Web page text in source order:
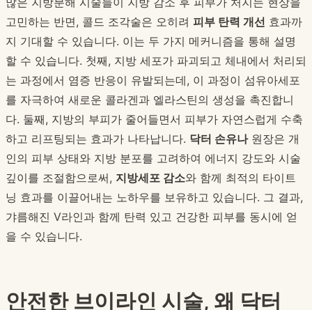
고민하는 반면, 콜드 조각술은 오히려 피부 탄력 개선 효과까
지 기대할 수 있습니다. 이는 두 가지 메커니즘을 통해 설명
할 수 있습니다. 첫째, 지방 세포가 파괴되고 체내에서 처리되
는 과정에서 염증 반응이 유발되는데, 이 과정이 섬유아세포
를 자극하여 새로운 콜라겐과 엘라스틴의 생성을 촉진합니
다. 둘째, 지방의 부피가 줄어들면서 피부가 자연스럽게 수축
하고 리프팅되는 효과가 나타납니다. 닥터 손유나원장은 개
인의 피부 상태와 지방 분포를 고려하여 에너지 강도와 시술
깊이를 조절함으로써, 지방세포 감소와 함께 최적의 타이트
닝 효과를 이끌어내는 노하우를 보유하고 있습니다. 그 결과,
갸름해진 V라인과 함께 탄력 있고 건강한 피부를 동시에 얻
을 수 있습니다.
안전한 브이라인 시술, 왜 닥터